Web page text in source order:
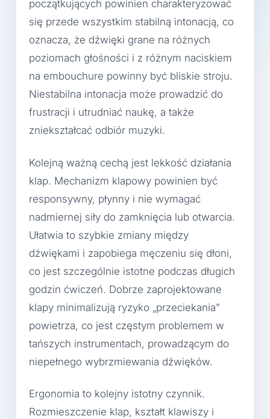
początkujących powinien charakteryzować
się przede wszystkim stabilną intonacją, co
oznacza, że dźwięki grane na różnych
poziomach głośności i z różnym naciskiem
na embouchure powinny być bliskie stroju.
Niestabilna intonacja może prowadzić do
frustracji i utrudniać naukę, a także
zniekształcać odbiór muzyki.
Kolejną ważną cechą jest lekkość działania
klap. Mechanizm klapowy powinien być
responsywny, płynny i nie wymagać
nadmiernej siły do zamknięcia lub otwarcia.
Ułatwia to szybkie zmiany między
dźwiękami i zapobiega męczeniu się dłoni,
co jest szczególnie istotne podczas długich
godzin ćwiczeń. Dobrze zaprojektowane
klapy minimalizują ryzyko „przeciekania”
powietrza, co jest częstym problemem w
tańszych instrumentach, prowadzącym do
niepełnego wybrzmiewania dźwięków.
Ergonomia to kolejny istotny czynnik.
Rozmieszczenie klap, kształt klawiszy i